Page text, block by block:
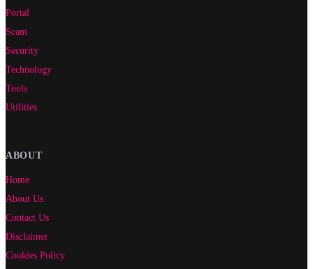
Portal
Scam
Security
Technology
Tools
Utilities
ABOUT
Home
About Us
Contact Us
Disclaimer
Cookies Policy